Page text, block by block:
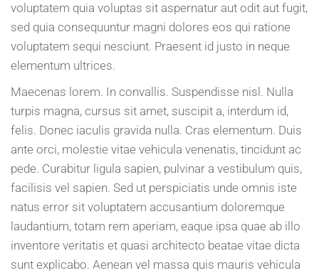
voluptatem quia voluptas sit aspernatur aut odit aut fugit,
sed quia consequuntur magni dolores eos qui ratione
voluptatem sequi nesciunt. Praesent id justo in neque
elementum ultrices.
Maecenas lorem. In convallis. Suspendisse nisl. Nulla
turpis magna, cursus sit amet, suscipit a, interdum id,
felis. Donec iaculis gravida nulla. Cras elementum. Duis
ante orci, molestie vitae vehicula venenatis, tincidunt ac
pede. Curabitur ligula sapien, pulvinar a vestibulum quis,
facilisis vel sapien. Sed ut perspiciatis unde omnis iste
natus error sit voluptatem accusantium doloremque
laudantium, totam rem aperiam, eaque ipsa quae ab illo
inventore veritatis et quasi architecto beatae vitae dicta
sunt explicabo. Aenean vel massa quis mauris vehicula